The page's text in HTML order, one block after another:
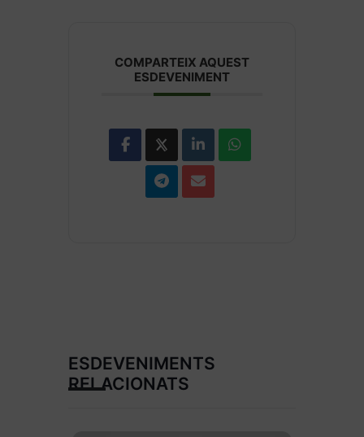
COMPARTEIX AQUEST
ESDEVENIMENT
ESDEVENIMENTS
RELACIONATS